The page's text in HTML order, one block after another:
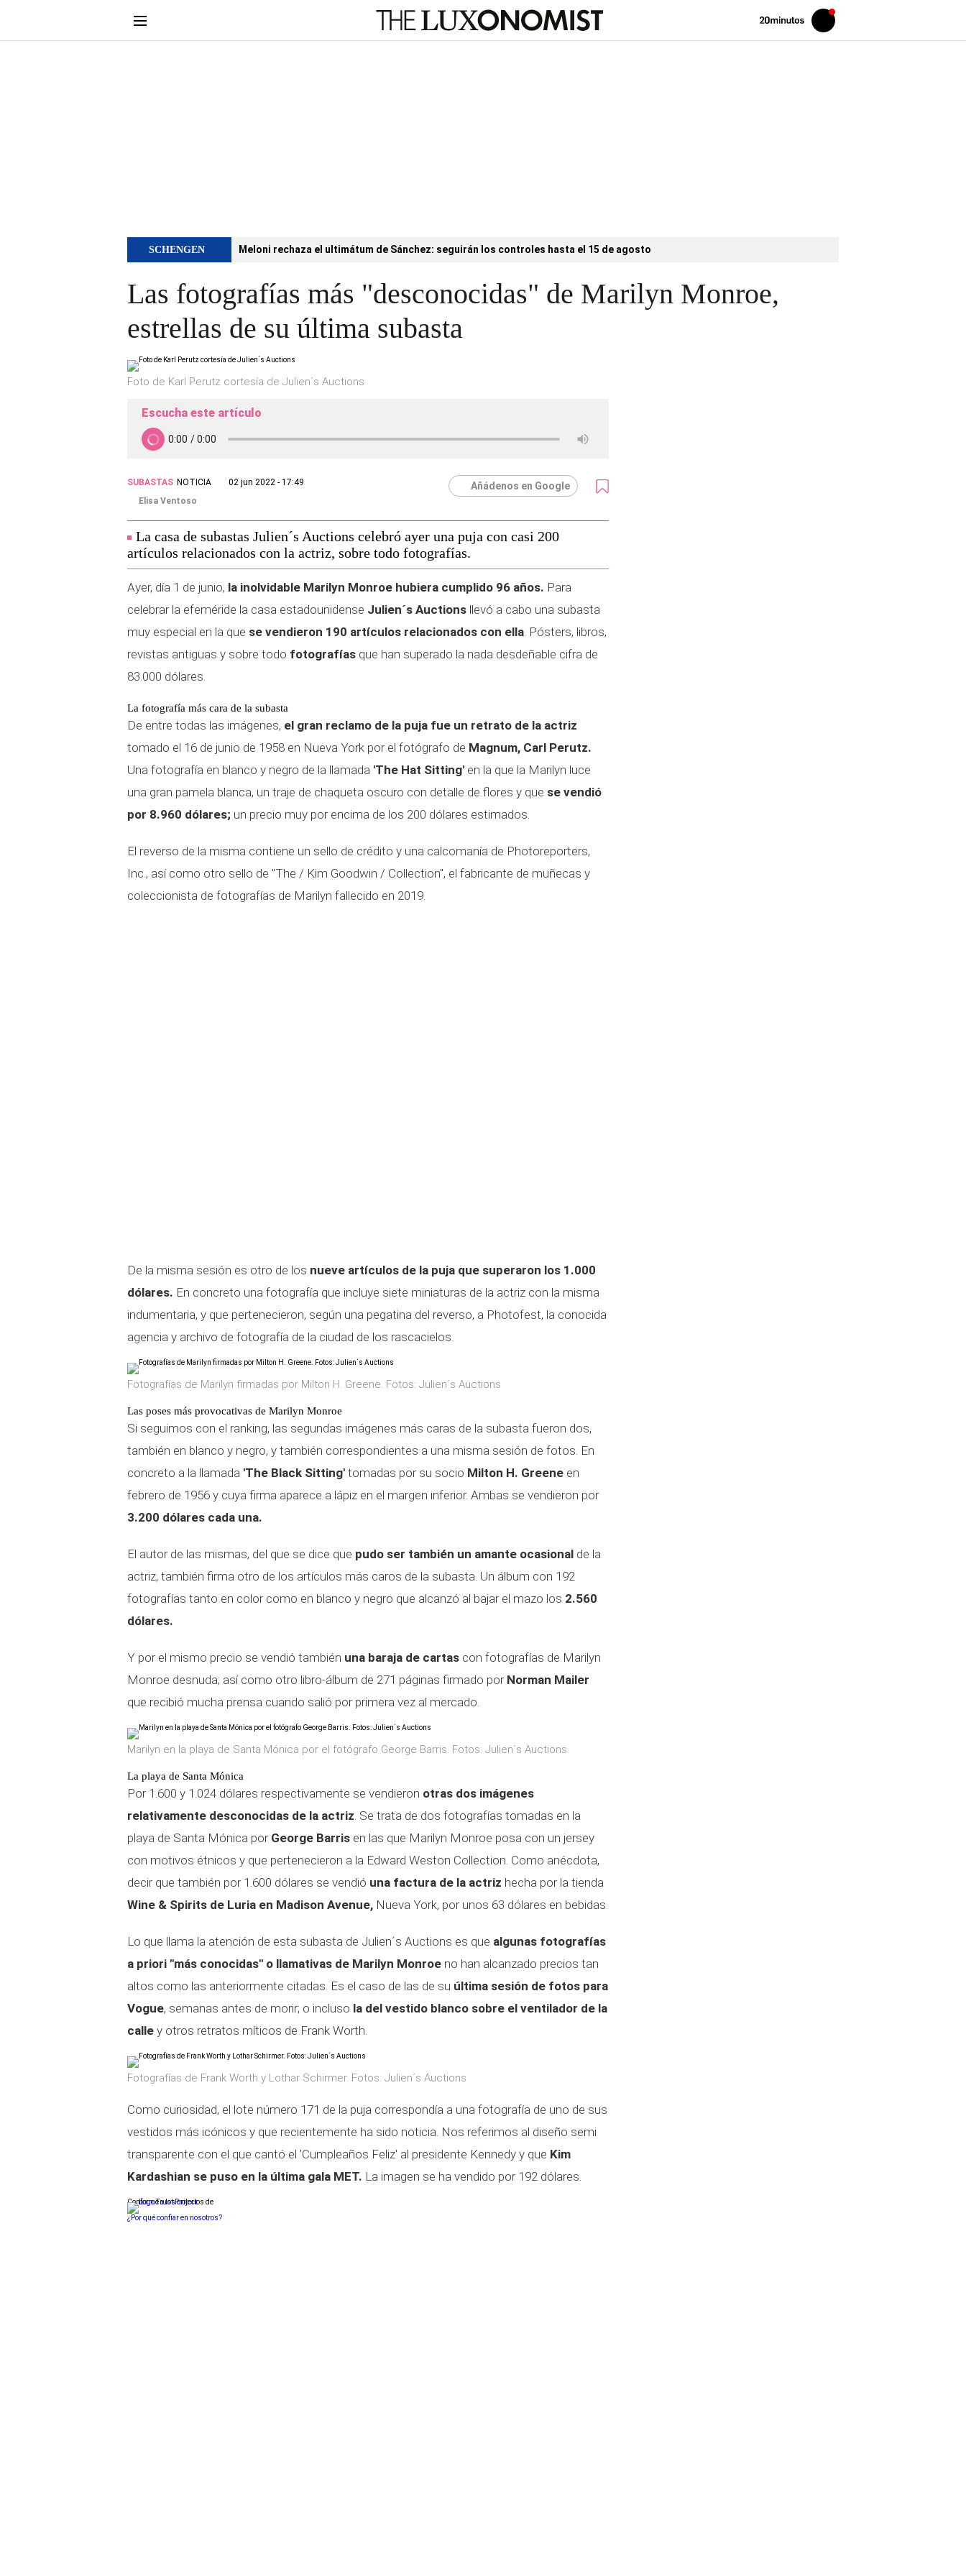
Volver
Iniciar
sesión
SCHENGEN Meloni rechaza el ultimátum de Sánchez: seguirán los controles hasta el 15 de agosto
Las fotografías más "desconocidas" de Marilyn Monroe,
estrellas de su última subasta
Foto de Karl Perutz cortesía de Julien´s Auctions
Escucha este artículo
SUBASTAS NOTICIA
02 jun 2022 - 17:49
Elisa Ventoso
Añádenos en Google
La casa de subastas Julien´s Auctions celebró ayer una puja con casi 200
artículos relacionados con la actriz, sobre todo fotografías.
Ayer, día 1 de junio, la inolvidable Marilyn Monroe hubiera cumplido 96 años. Para
celebrar la efeméride la casa estadounidense Julien´s Auctions llevó a cabo una subasta
muy especial en la que se vendieron 190 artículos relacionados con ella. Pósters, libros,
revistas antiguas y sobre todo fotografías que han superado la nada desdeñable cifra de
83.000 dólares.
La fotografía más cara de la subasta
De entre todas las imágenes, el gran reclamo de la puja fue un retrato de la actriz
tomado el 16 de junio de 1958 en Nueva York por el fotógrafo de Magnum, Carl Perutz.
Una fotografía en blanco y negro de la llamada 'The Hat Sitting' en la que la Marilyn luce
una gran pamela blanca, un traje de chaqueta oscuro con detalle de flores y que se vendió
por 8.960 dólares; un precio muy por encima de los 200 dólares estimados.
El reverso de la misma contiene un sello de crédito y una calcomanía de Photoreporters,
Inc., así como otro sello de "The / Kim Goodwin / Collection", el fabricante de muñecas y
coleccionista de fotografías de Marilyn fallecido en 2019.
De la misma sesión es otro de los nueve artículos de la puja que superaron los 1.000
dólares. En concreto una fotografía que incluye siete miniaturas de la actriz con la misma
indumentaria, y que pertenecieron, según una pegatina del reverso, a Photofest, la conocida
agencia y archivo de fotografía de la ciudad de los rascacielos.
Fotografías de Marilyn firmadas por Milton H. Greene. Fotos: Julien´s Auctions
Las poses más provocativas de Marilyn Monroe
Si seguimos con el ranking, las segundas imágenes más caras de la subasta fueron dos,
también en blanco y negro, y también correspondientes a una misma sesión de fotos. En
concreto a la llamada 'The Black Sitting' tomadas por su socio Milton H. Greene en
febrero de 1956 y cuya firma aparece a lápiz en el margen inferior. Ambas se vendieron por
3.200 dólares cada una.
El autor de las mismas, del que se dice que pudo ser también un amante ocasional de la
actriz, también firma otro de los artículos más caros de la subasta. Un álbum con 192
fotografías tanto en color como en blanco y negro que alcanzó al bajar el mazo los 2.560
dólares.
Y por el mismo precio se vendió también una baraja de cartas con fotografías de Marilyn
Monroe desnuda; así como otro libro-álbum de 271 páginas firmado por Norman Mailer
que recibió mucha prensa cuando salió por primera vez al mercado.
Marilyn en la playa de Santa Mónica por el fotógrafo George Barris. Fotos: Julien´s Auctions
La playa de Santa Mónica
Por 1.600 y 1.024 dólares respectivamente se vendieron otras dos imágenes
relativamente desconocidas de la actriz. Se trata de dos fotografías tomadas en la
playa de Santa Mónica por George Barris en las que Marilyn Monroe posa con un jersey
con motivos étnicos y que pertenecieron a la Edward Weston Collection. Como anécdota,
decir que también por 1.600 dólares se vendió una factura de la actriz hecha por la tienda
Wine & Spirits de Luria en Madison Avenue, Nueva York, por unos 63 dólares en bebidas.
Lo que llama la atención de esta subasta de Julien´s Auctions es que algunas fotografías
a priori "más conocidas" o llamativas de Marilyn Monroe no han alcanzado precios tan
altos como las anteriormente citadas. Es el caso de las de su última sesión de fotos para
Vogue, semanas antes de morir; o incluso la del vestido blanco sobre el ventilador de la
calle y otros retratos míticos de Frank Worth.
Fotografías de Frank Worth y Lothar Schirmer. Fotos: Julien´s Auctions
Como curiosidad, el lote número 171 de la puja correspondía a una fotografía de uno de sus
vestidos más icónicos y que recientemente ha sido noticia. Nos referimos al diseño semi
transparente con el que cantó el 'Cumpleaños Feliz' al presidente Kennedy y que Kim
Kardashian se puso en la última gala MET. La imagen se ha vendido por 192 dólares.
Conforme a los criterios de
¿Por qué confiar en nosotros?